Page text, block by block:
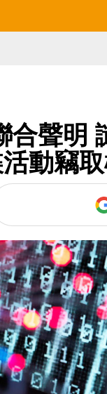
合聲明
動竊